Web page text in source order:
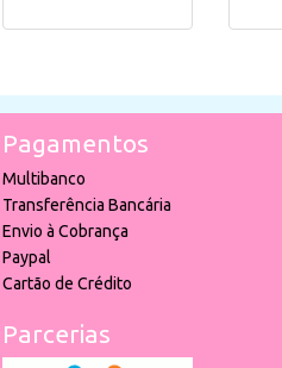
Pagamentos
Multibanco
Transferência Bancária
Envio à Cobrança
Paypal
Cartão de Crédito
Parcerias